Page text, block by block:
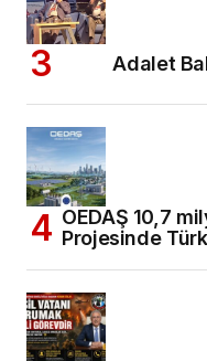
Adalet
OEDAŞ 10,7
Projesinde